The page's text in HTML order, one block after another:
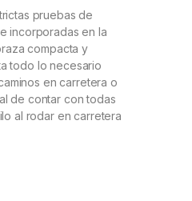
pruebas de
incorporadas en la
compacta y
todo lo necesario
en carretera o
de contar con todas
al rodar en carretera